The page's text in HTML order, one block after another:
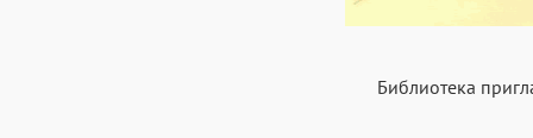
Библиотека